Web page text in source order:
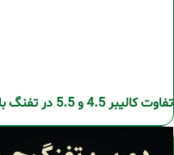
تفاوت کالیبر 4.5 و 5.5 در تفنگ بادی